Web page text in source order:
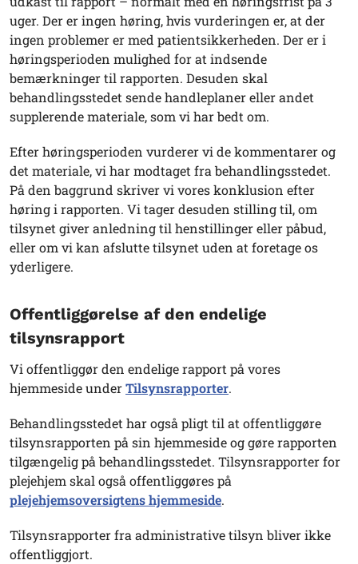
uger. Der er ingen høring, hvis vurderingen er, at der
ingen problemer er med patientsikkerheden. Der er i
høringsperioden mulighed for at indsende
bemærkninger til rapporten. Desuden skal
behandlingsstedet sende handleplaner eller andet
supplerende materiale, som vi har bedt om.
Efter høringsperioden vurderer vi de kommentarer og
det materiale, vi har modtaget fra behandlingsstedet.
På den baggrund skriver vi vores konklusion efter
høring i rapporten. Vi tager desuden stilling til, om
tilsynet giver anledning til henstillinger eller påbud,
eller om vi kan afslutte tilsynet uden at foretage os
yderligere.
Offentliggørelse af den endelige
tilsynsrapport
Vi offentliggør den endelige rapport på vores
hjemmeside underTilsynsrapporter.
Behandlingsstedet har også pligt til at offentliggøre
tilsynsrapporten på sin hjemmeside og gøre rapporten
tilgængelig på behandlingsstedet. Tilsynsrapporter for
plejehjem skal også offentliggøres på
plejehjemsoversigtens hjemmeside.
Tilsynsrapporter fra administrative tilsyn bliver ikke
offentliggjort.